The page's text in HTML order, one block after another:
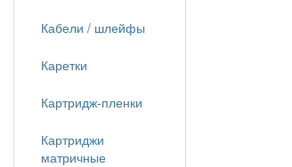
Кабели / шлейфы
Каретки
Картридж-пленки
Картриджи
матричные